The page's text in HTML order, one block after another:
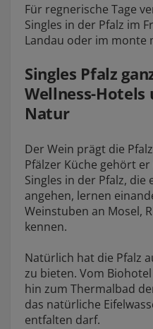
Für regnerische Tage
Singles in der Pfalz im
Landau oder im monte
Singles Pfalz
Wellness-
Natur
Der Wein prägt die
Pfälzer Küche gehört
Singles in der Pfalz,
angehen, lernen
Weinstuben an Mosel,
kennen.
Natürlich hat die Pfalz
zu bieten. Vom
hin zum Thermalbad
das natürliche
entfalten darf.